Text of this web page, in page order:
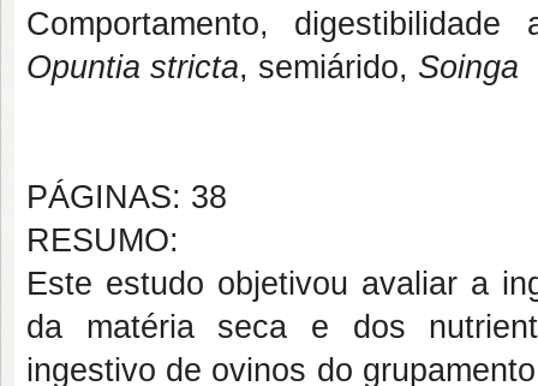
Comportamento, digestibilidade
Opuntia stricta, semiárido, Soinga
PÁGINAS: 38
RESUMO:
Este estudo objetivou avaliar a
da matéria seca e dos
ingestivo de ovinos do